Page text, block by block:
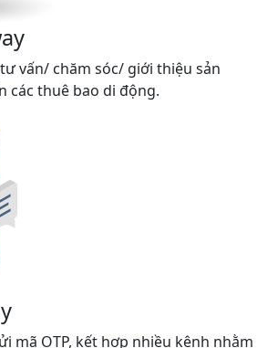
vấn/ chăm sóc/ giới thiệu sản
các thuê bao di động.
mã OTP, kết hợp nhiều kênh nhằm